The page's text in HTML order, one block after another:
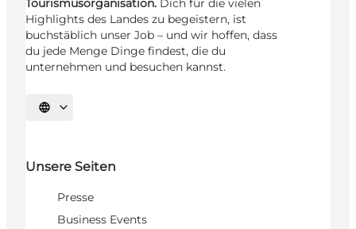
Tourismusorganisation. Dich für die vielen
Highlights des Landes zu begeistern, ist
buchstäblich unser Job – und wir hoffen, dass
du jede Menge Dinge findest, die du
unternehmen und besuchen kannst.
Sprache auswählen
Unsere Seiten
Presse
Business Events